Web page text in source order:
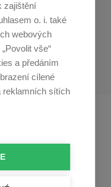
zajištění
o. i. také
webových
vše“
a předáním
cílené
reklamních sítích